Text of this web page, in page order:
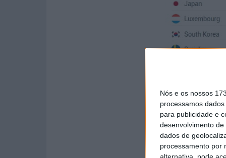
Nós e os nossos
processamos
para publicidade e
desenvolvimento de
dados de
processamento por